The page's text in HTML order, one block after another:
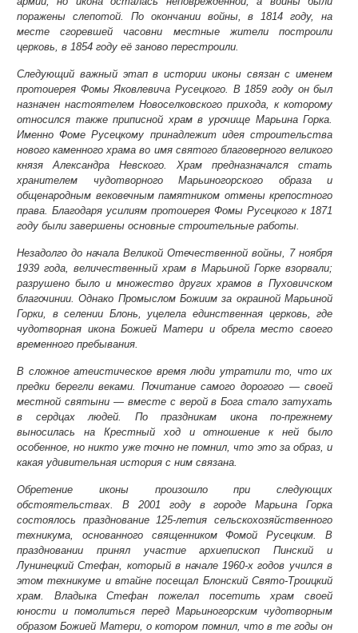
поражены слепотой. По окончании войны, в 1814 году, на
месте сгоревшей часовни местные жители построили
церковь, в 1854 году её заново перестроили.
Следующий важный этап в истории иконы связан с именем
протоиерея Фомы Яковлевича Русецкого. В 1859 году он был
назначен настоятелем Новоселковского прихода, к которому
относился также приписной храм в урочище Марьина Горка.
Именно Фоме Русецкому принадлежит идея строительства
нового каменного храма во имя святого благоверного великого
князя Александра Невского. Храм предназначался стать
хранителем чудотворного Марьиногорского образа и
общенародным вековечным памятником отмены крепостного
права. Благодаря усилиям протоиерея Фомы Русецкого к 1871
году были завершены основные строительные работы.
Незадолго до начала Великой Отечественной войны, 7 ноября
1939 года, величественный храм в Марьиной Горке взорвали;
разрушено было и множество других храмов в Пуховичском
благочинии. Однако Промыслом Божиим за окраиной Марьиной
Горки, в селении Блонь, уцелела единственная церковь, где
чудотворная икона Божией Матери и обрела место своего
временного пребывания.
В сложное атеистическое время люди утратили то, что их
предки берегли веками. Почитание самого дорогого — своей
местной святыни — вместе с верой в Бога стало затухать
в сердцах людей. По праздникам икона по-прежнему
выносилась на Крестный ход и отношение к ней было
особенное, но никто уже точно не помнил, что это за образ, и
какая удивительная история с ним связана.
Обретение иконы произошло при следующих
обстоятельствах. В 2001 году в городе Марьина Горка
состоялось празднование 125-летия сельскохозяйственного
техникума, основанного священником Фомой Русецким. В
праздновании принял участие архиепископ Пинский и
Лунинецкий Стефан, который в начале 1960-х годов учился в
этом техникуме и втайне посещал Блонский Свято-Троицкий
храм. Владыка Стефан пожелал посетить храм своей
юности и помолиться перед Марьиногорским чудотворным
образом Божией Матери, о котором помнил, что в те годы он